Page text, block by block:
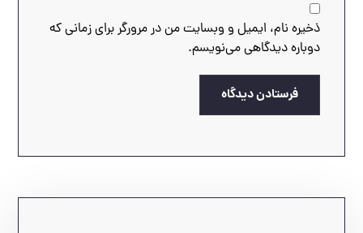
ذخیره نام، ایمیل و وبسایت من در مرورگر برای زمانی که
دوباره دیدگاهی می‌نویسم.
فرستادن دیدگاه